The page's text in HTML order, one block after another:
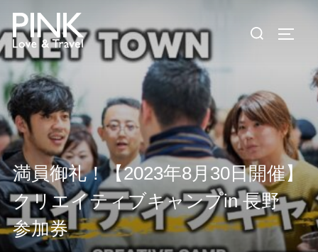
ン
テ
ン
ツ
へ
ス
キ
ッ
プ
検
満員御礼！【2023年8月30日開催】
クリエイティブキャンプin 長野
参加券